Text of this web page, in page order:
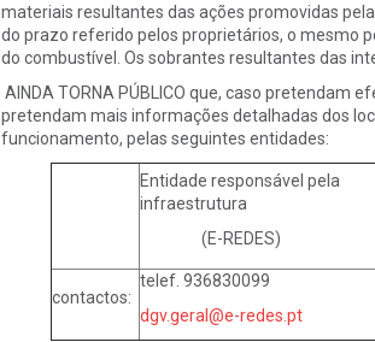
materiais resultantes das ações promovidas
do prazo referido pelos proprietários, o mesmo
do combustível. Os sobrantes resultantes das
AINDA TORNA PÚBLICO que, caso pretendam
pretendam mais informações detalhadas dos
funcionamento, pelas seguintes entidades:
Entidade responsável pela
infraestrutura
(E­-REDES)
contactos:
telef. 936830099
dgv.geral@e-redes.pt